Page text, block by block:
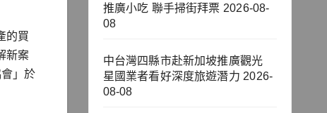
的買
新案
」於
推廣小吃 聯手掃街拜票 2026-08-
08
中台灣四縣市赴新加坡推廣觀光
星國業者看好深度旅遊潛力 2026-
08-08